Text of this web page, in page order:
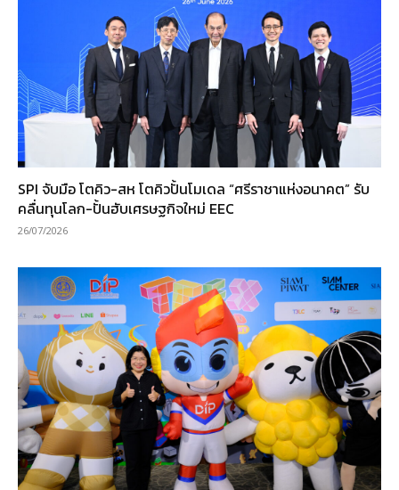
SPI จับมือ โตคิว-สห โตคิวปั้นโมเดล “ศรีราชาแห่งอนาคต” รับ
คลื่นทุนโลก-ปั้นฮับเศรษฐกิจใหม่ EEC
26/07/2026